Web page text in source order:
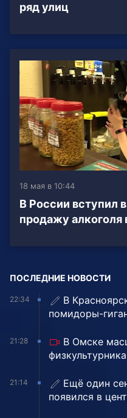
ряд улиц
18 мая в 10:44
В России вступил
продажу
ПОСЛЕДНИЕ НОВОСТИ
22:34
В
помидоры-
21:28
В Омске
физкультурника
21:14
Ещё один
появился в